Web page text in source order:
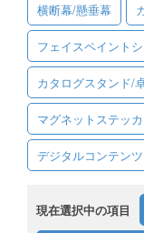
ご利用規約
お見積り・お問
横断幕/懸垂幕
フェイスペイント
カタログスタンド/
マグネットステッ
デジタルコンテンツ
現在選択中の項目